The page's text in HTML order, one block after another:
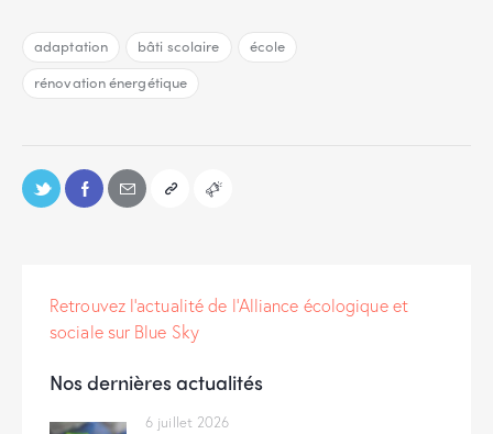
adaptation bâti scolaire
école
rénovation énergétique
Retrouvez l'actualité de l'Alliance écologique et
sociale sur Blue Sky
Nos dernières actualités
6 juillet 2026